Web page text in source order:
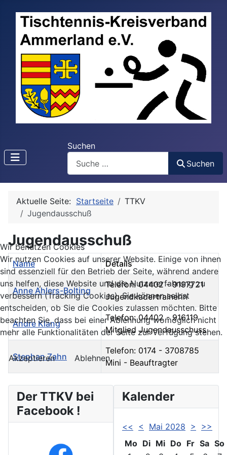
Suchen
Suchen
Aktuelle Seite: Startseite
TTKV
Jugendausschuß
Jugendausschuß
Name Details
Anne Ahlers-Bolting
Telefon: 04402 - 9197721
Jugendkadertrainerin
Andre Klang
Telefon: 04402 - 916119
Mitglied Jugendausschuss
Stephan Zahn
Telefon: 0174 - 3708785
Mini - Beauftragter
Der TTKV bei
Facebook !
Kalender
<< < Mai 2028 >
>>
Mo Di Mi Do Fr Sa So
Wir benutzen Cookies
Wir nutzen Cookies auf unserer Website. Einige von ihnen
sind essenziell für den Betrieb der Seite, während andere
uns helfen, diese Website und die Nutzererfahrung zu
verbessern (Tracking Cookies). Sie können selbst
entscheiden, ob Sie die Cookies zulassen möchten. Bitte
beachten Sie, dass bei einer Ablehnung womöglich nicht
mehr alle Funktionalitäten der Seite zur Verfügung stehen.
Akzeptieren Ablehnen